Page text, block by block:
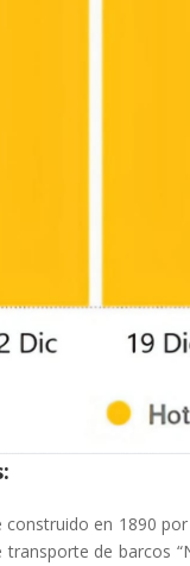
construido en 1890
de barcos